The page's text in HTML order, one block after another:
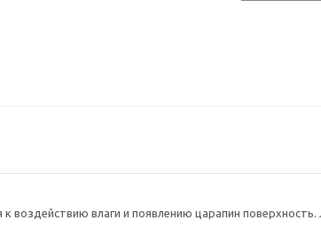
к воздействию влаги и появлению царапин